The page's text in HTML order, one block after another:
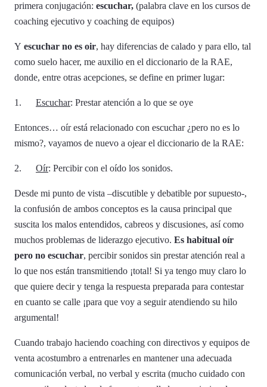
primera conjugación: escuchar, (palabra clave en los cursos de
coaching ejecutivo y coaching de equipos)
Y escuchar no es oir, hay diferencias de calado y para ello, tal
como suelo hacer, me auxilio en el diccionario de la RAE,
donde, entre otras acepciones, se define en primer lugar:
1. Escuchar: Prestar atención a lo que se oye
Entonces… oír está relacionado con escuchar ¿pero no es lo
mismo?, vayamos de nuevo a ojear el diccionario de la RAE:
2. Oír: Percibir con el oído los sonidos.
Desde mi punto de vista –discutible y debatible por supuesto-,
la confusión de ambos conceptos es la causa principal que
suscita los malos entendidos, cabreos y discusiones, así como
muchos problemas de liderazgo ejecutivo. Es habitual oír
pero no escuchar, percibir sonidos sin prestar atención real a
lo que nos están transmitiendo ¡total! Si ya tengo muy claro lo
que quiere decir y tenga la respuesta preparada para contestar
en cuanto se calle ¡para que voy a seguir atendiendo su hilo
argumental!
Cuando trabajo haciendo coaching con directivos y equipos de
venta acostumbro a entrenarles en mantener una adecuada
comunicación verbal, no verbal y escrita (mucho cuidado con